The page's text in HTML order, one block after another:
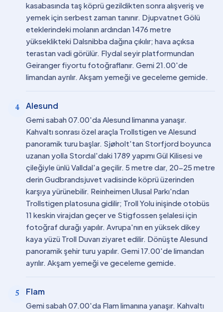
kasabasında taş köprü gezildikten sonra alışveriş ve
yemek için serbest zaman tanınır. Djupvatnet Gölü
eteklerindeki molanın ardından 1476 metre
yükseklikteki Dalsnibba dağına çıkılır; hava açıksa
terastan vadi görülür. Flydal seyir platformundan
Geiranger fiyortu fotoğraflanır. Gemi 21.00'de
limandan ayrılır. Akşam yemeği ve geceleme gemide.
4 Alesund
Gemi sabah 07.00'da Alesund limanına yanaşır.
Kahvaltı sonrası özel araçla Trollstigen ve Alesund
panoramik turu başlar. Sjøholt'tan Storfjord boyunca
uzanan yolla Stordal'daki 1789 yapımı Gül Kilisesi ve
çileğiyle ünlü Valldal'a geçilir. 5 metre dar, 20-25 metre
derin Gudbrandsjuvet vadisinde köprü üzerinden
karşıya yürünebilir. Reinheimen Ulusal Parkı'ndan
Trollstigen platosuna gidilir; Troll Yolu inişinde otobüs
11 keskin virajdan geçer ve Stigfossen şelalesi için
fotoğraf durağı yapılır. Avrupa'nın en yüksek dikey
kaya yüzü Troll Duvarı ziyaret edilir. Dönüşte Alesund
panoramik şehir turu yapılır. Gemi 17.00'de limandan
ayrılır. Akşam yemeği ve geceleme gemide.
5 Flam
Gemi sabah 07.00'da Flam limanına yanaşır. Kahvaltı